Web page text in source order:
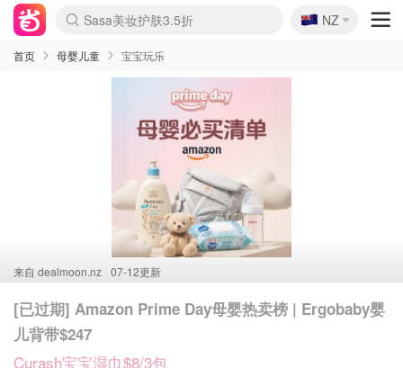
lululemon折扣上新
Sasa美妆护肤3.5折
SSENSE年中2.5折
FreshBeauty好价汇总
Cettire降价+叠9折
WWS Coles超市实拍
viagogo二手票捡漏
Myer超级周末
The Outnet奢牌1折起
David Jones 3折起
Flannels大牌1折
Perfumes Club护肤1折
AMIRO面罩$251
Amazon折扣汇总
eToro入金$200送$50
Amazon数码好物
ICONIC本周7.5折
ThedoubleF高奢地板价
Moose Knuckles 6折
丝芙兰5折起
EUFY摄像头$98
Selenichast首饰2折
Trip机票酒店促销
YSL送5件彩妆礼
Amazon家居好物
Amazon美妆护肤
雅漾大喷$8
过敏原检测盒$33
伊索独家赠50ml沐浴露
科颜氏高保湿面霜$29
SEALIFE海洋馆门票6折
丝塔芙大白罐$16
订阅Newsletter送香薰
Cult Beauty 6.8折
Harrods圣诞日历$525
LN-CC奢牌私促3折
d'Alba空姐喷雾$16
EVE LOM套装£56
Bernardelli独家4折
Adore Beauty 6折起
CT圣诞日历
Mytheresa奢品2.7折
Luxury Escapes 9折
Currentbody美容仪$881
MOON Garden Live
Roborock扫地机$649
Tingo Life水杯$24
Valentino官网5折
CR洗护套装$23
修丽可4件套$159
Myer彩妆2件7折
GANNI官网4.5折
Stylevana韩妆4折
Tessabit高奢8.5折
OGX洗发水$11
Amazon阿德莱德次日达
卡诗8.5折+赠礼
Philips Hue灯具8折
🇳🇿
NZ
首页 母婴儿童 宝宝玩乐
来自 dealmoon.nz 07-12更新
[已过期] Amazon Prime Day母婴热卖榜 | Ergobaby婴
儿背带$247
Curash宝宝湿巾$8/3包